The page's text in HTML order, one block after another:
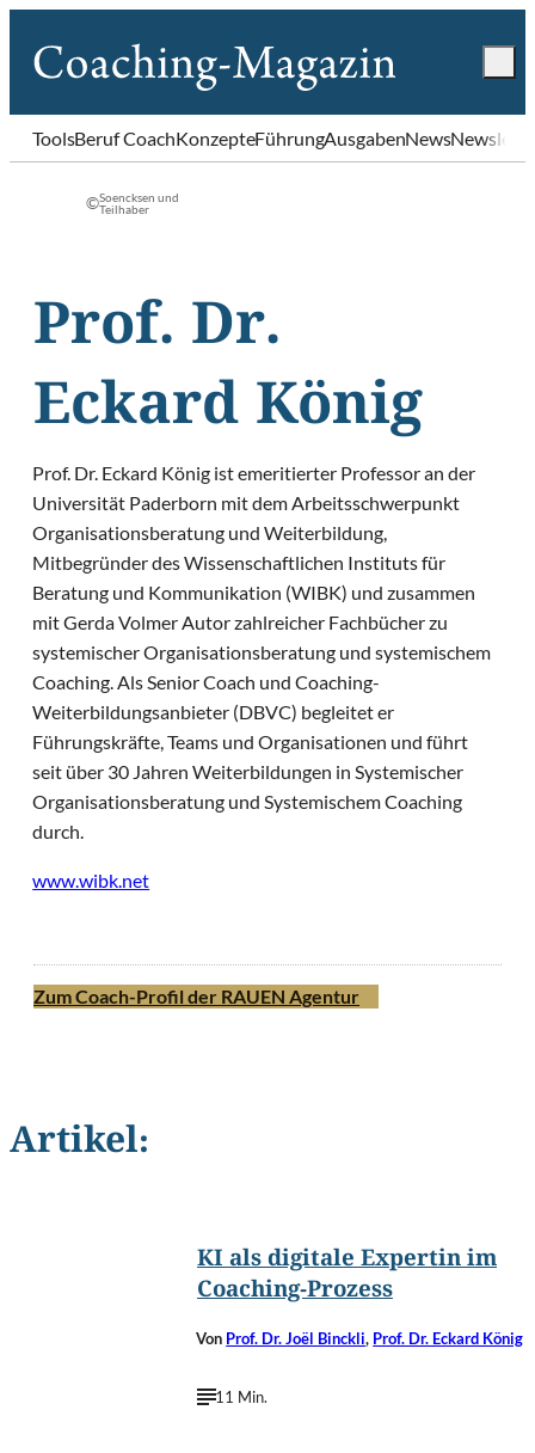
ToolsBeruf CoachKonzepteFührungAusgabenNews
©Soencksen und
Teilhaber
Prof. Dr.
Eckard König
Prof. Dr. Eckard König ist emeritierter Professor an der
Universität Paderborn mit dem Arbeitsschwerpunkt
Organisationsberatung und Weiterbildung,
Mitbegründer des Wissenschaftlichen Instituts für
Beratung und Kommunikation (WIBK) und zusammen
mit Gerda Volmer Autor zahlreicher Fachbücher zu
systemischer Organisationsberatung und systemischem
Coaching. Als Senior Coach und Coaching-
Weiterbildungsanbieter (DBVC) begleitet er
Führungskräfte, Teams und Organisationen und führt
seit über 30 Jahren Weiterbildungen in Systemischer
Organisationsberatung und Systemischem Coaching
durch.
www.wibk.net
Zum Coach-Profil der RAUEN Agentur
Artikel:
KI als digitale Expertin im
Coaching-Prozess
Von Prof. Dr. Joël Binckli, Prof. Dr. Eckard König
11 Min.